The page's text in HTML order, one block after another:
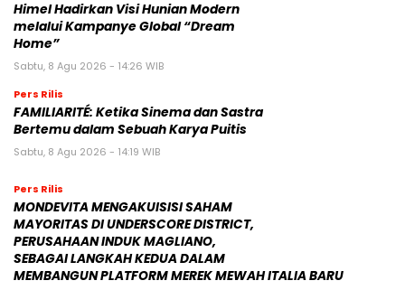
Himel Hadirkan Visi Hunian Modern
melalui Kampanye Global “Dream
Home”
Sabtu, 8 Agu 2026 - 14:26 WIB
Pers Rilis
FAMILIARITÉ: Ketika Sinema dan Sastra
Bertemu dalam Sebuah Karya Puitis
Sabtu, 8 Agu 2026 - 14:19 WIB
Pers Rilis
MONDEVITA MENGAKUISISI SAHAM
MAYORITAS DI UNDERSCORE DISTRICT,
PERUSAHAAN INDUK MAGLIANO,
SEBAGAI LANGKAH KEDUA DALAM
MEMBANGUN PLATFORM MEREK MEWAH ITALIA BARU